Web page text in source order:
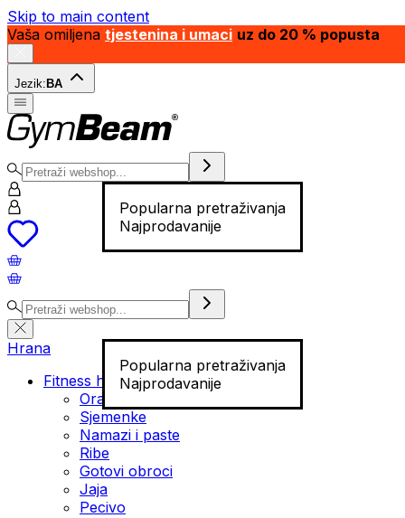
Skip to main content
Vaša omiljena tjestenina i umaci uz do 20 % popusta
Jezik: BA
Popularna pretraživanja
Najprodavanije
Popularna pretraživanja
Najprodavanije
Hrana
Fitness hrana
Orašasti plodovi
Sjemenke
Namazi i paste
Ribe
Gotovi obroci
Jaja
Pecivo